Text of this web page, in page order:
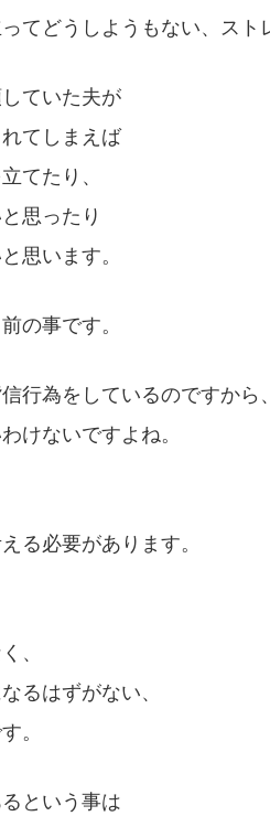
ってどうしようもない、スト
ていた夫が
てしまえば
てたり、
思ったり
思います。
の事です。
行為をしているのですから、
けないですよね。
る必要があります。
、
るはずがない、
。
という事は